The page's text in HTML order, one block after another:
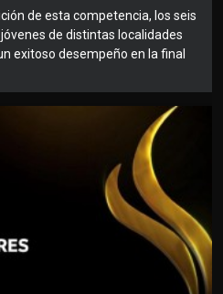
de esta competencia, los seis
de distintas localidades
exitoso desempeño en la final